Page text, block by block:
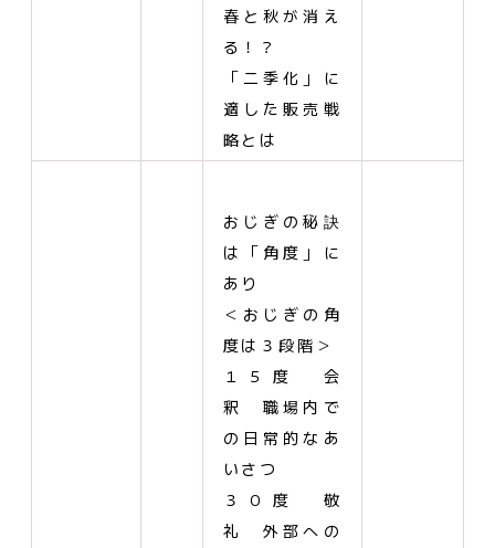
春と秋が消え
る！？
「二季化」に
適した販売戦
略とは
おじぎの秘訣
は「角度」に
あり
＜おじぎの角
度は３段階＞
１５度 会
釈 職場内で
の日常的なあ
いさつ
３０度 敬
礼 外部への